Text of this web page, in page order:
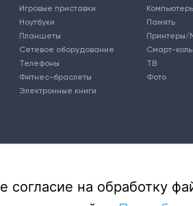
Игровые приставки
Ноутбуки
Память
Планшеты
Сетевое оборудование
Смарт-
Телефоны
ТВ
Фитнес-браслеты
Фото
Электронные книги
согласие на обработку